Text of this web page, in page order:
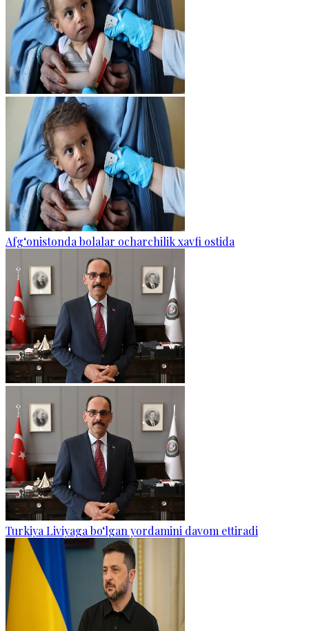
Afg‘onistonda bolalar ocharchilik xavfi ostida
Turkiya Liviyaga bo‘lgan yordamini davom ettiradi